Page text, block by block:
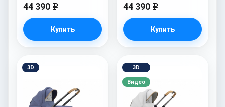
44 390 e
Купить
44 390 e
Купить
3D 3D
Видео